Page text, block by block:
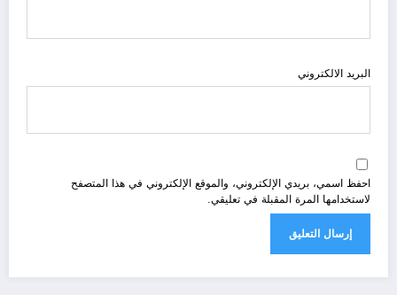
البريد الالكتروني
احفظ اسمي، بريدي الإلكتروني، والموقع الإلكتروني في هذا المتصفح
لاستخدامها المرة المقبلة في تعليقي.